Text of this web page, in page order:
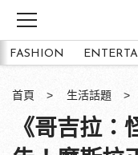
FASHION
首頁 生活話題
《哥吉拉：